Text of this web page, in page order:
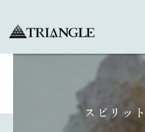
スピリッ